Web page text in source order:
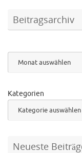
Beitragsarchiv
Kategorien
Neueste